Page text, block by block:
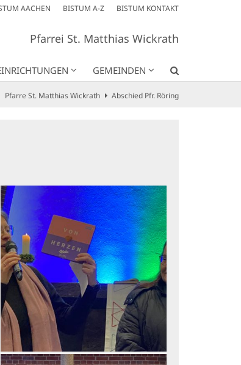
AACHEN BISTUM A-Z BISTUM KONTAKT
Pfarrei St. Matthias Wickrath
GEMEINDEN
Pfarre St. Matthias Wickrath Abschied Pfr. Röring